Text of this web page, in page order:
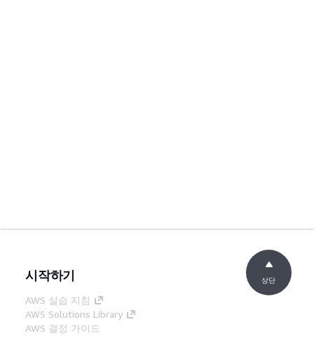
시작하기
AWS 실습 지침
AWS Solutions Library
AWS 결정 가이드
상단